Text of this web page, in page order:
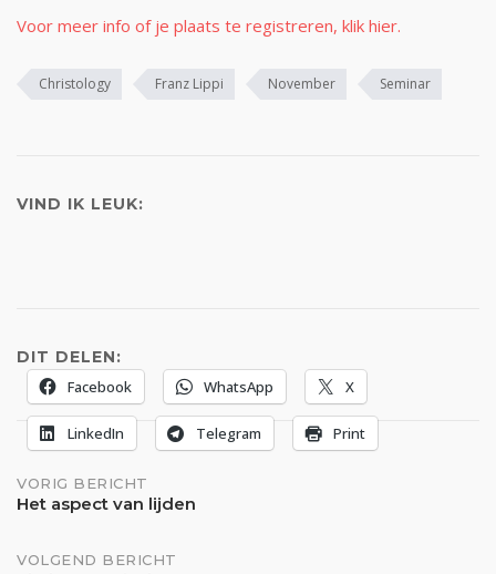
Voor meer info of je plaats te registreren, klik hier.
Christology Franz Lippi November Seminar
VIND IK LEUK:
DIT DELEN:
Facebook
WhatsApp X
LinkedIn Telegram Print
Bericht
VORIG BERICHT
Het aspect van lijden
VOLGEND BERICHT